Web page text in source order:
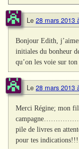
Le 28 mars 2013
Bonjour Edith,
initiales du bonheur
qu’on les voie sur
Le 28 mars 2013
Merci Régine; mon
pile de livres en
pour tes indications!!!